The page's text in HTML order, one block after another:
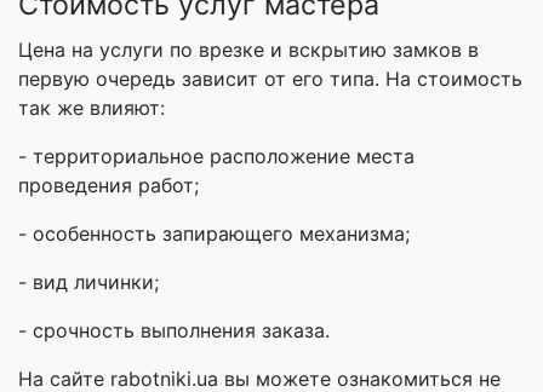
Цена на услуги по врезке и вскрытию замков в
первую очередь зависит от его типа. На стоимость
так же влияют:
- территориальное расположение места
проведения работ;
- особенность запирающего механизма;
- вид личинки;
- срочность выполнения заказа.
На сайте rabotniki.ua вы можете ознакомиться не